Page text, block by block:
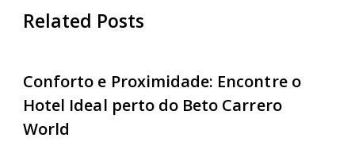
Related Posts
Conforto e Proximidade: Encontre o
Hotel Ideal perto do Beto Carrero
World